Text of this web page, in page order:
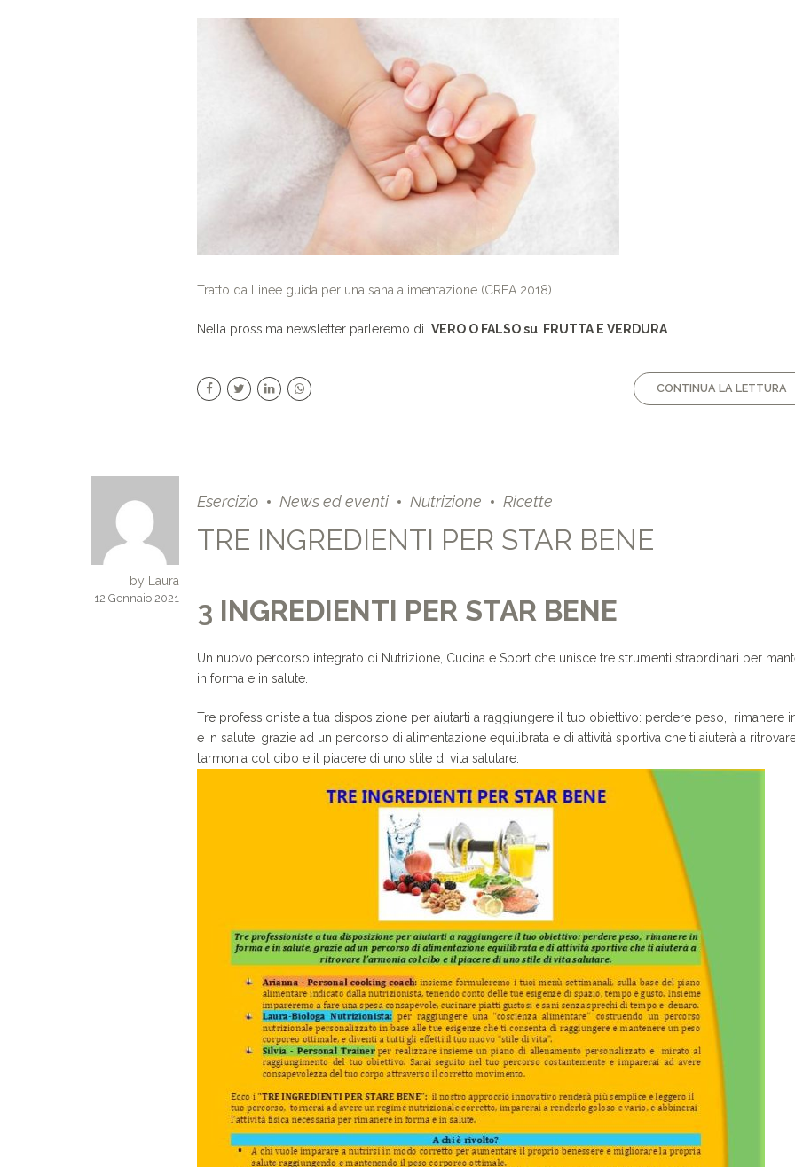
Tratto da Linee guida per una sana alimentazione (CREA 2018)
Nella prossima newsletter parleremo di VERO O FALSO su FRUTTA E VERDURA
CONTINUA LA LETTURA
by Laura
12 Gennaio 2021
Esercizio News ed eventi Nutrizione Ricette
TRE INGREDIENTI PER STAR BENE
3 INGREDIENTI PER STAR BENE
Un nuovo percorso integrato di Nutrizione, Cucina e Sport che unisce tre strumenti straordinari per
in forma e in salute.
Tre professioniste a tua disposizione per aiutarti a raggiungere il tuo obiettivo: perdere peso, rimanere
e in salute, grazie ad un percorso di alimentazione equilibrata e di attività sportiva che ti aiuterà a
l’armonia col cibo e il piacere di uno stile di vita salutare.